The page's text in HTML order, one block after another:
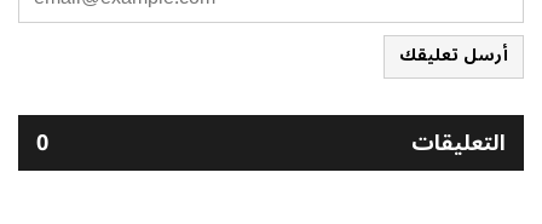
أرسل تعليقك
التعليقات 0